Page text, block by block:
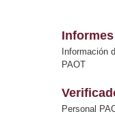
Información
PAOT
Personal